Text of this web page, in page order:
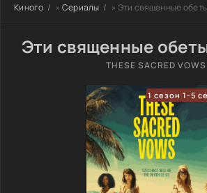
Киного » Сериалы » Эти священные обеты
Эти священные
THESE SACRED VOWS
1 сезон 1-5